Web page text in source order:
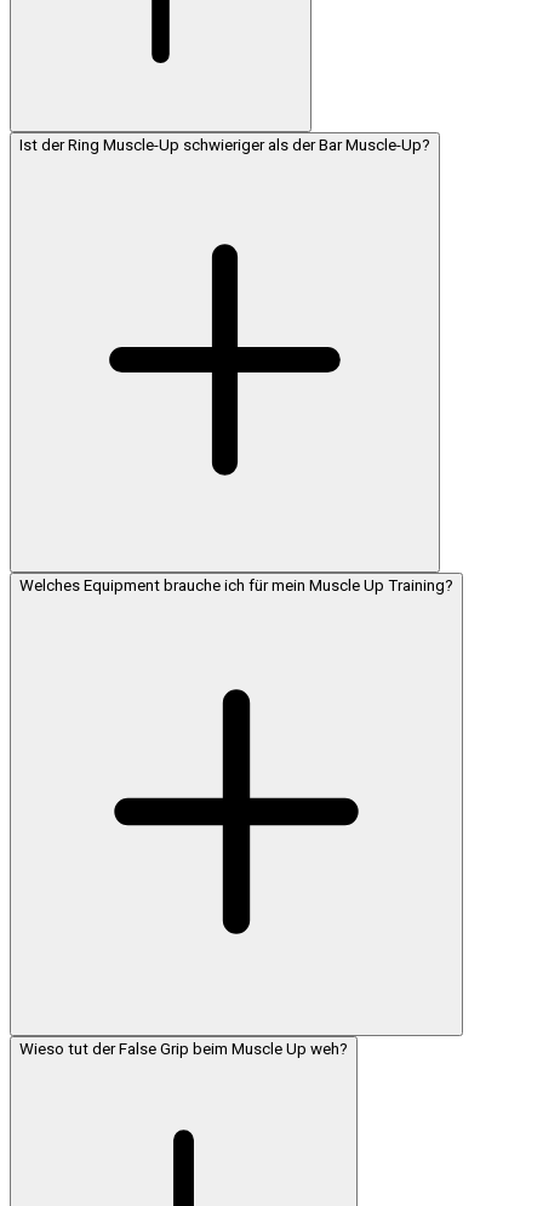
Ist der Ring Muscle-Up schwieriger als der Bar Muscle-Up?
Welches Equipment brauche ich für mein Muscle Up Training?
Wieso tut der False Grip beim Muscle Up weh?